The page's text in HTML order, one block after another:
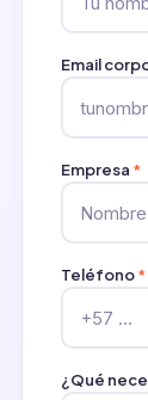
Email
Empresa *
Teléfono*
¿Qué